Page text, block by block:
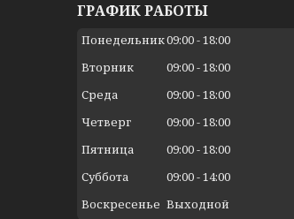
ГРАФИК РАБОТЫ
Понедельник09:00 18:00
Вторник
09:00 18:00
Среда
09:00 18:00
Четверг
09:00 18:00
Пятница
09:00 18:00
Суббота
09:00 14:00
Воскресенье Выходной